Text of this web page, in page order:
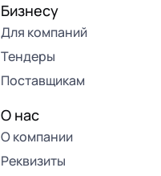
Бизнесу
Для компаний
Тендеры
Поставщикам
О нас
О компании
Реквизиты